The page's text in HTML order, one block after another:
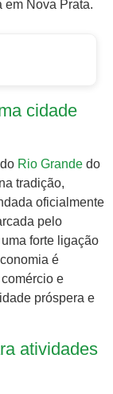
em Nova Prata.
cidade
Rio Grande do
tradição,
oficialmente
pelo
forte ligação
é
e
próspera e
atividades